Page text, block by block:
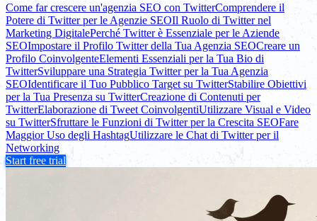
Come far crescere un'agenzia SEO con TwitterComprendere il
Potere di Twitter per le Agenzie SEOIl Ruolo di Twitter nel
Marketing DigitalePerché Twitter è Essenziale per le Aziende
SEOImpostare il Profilo Twitter della Tua Agenzia SEOCreare un
Profilo CoinvolgenteElementi Essenziali per la Tua Bio di
TwitterSviluppare una Strategia Twitter per la Tua Agenzia
SEOIdentificare il Tuo Pubblico Target su TwitterStabilire Obiettivi
per la Tua Presenza su TwitterCreazione di Contenuti per
TwitterElaborazione di Tweet CoinvolgentiUtilizzare Visual e Video
su TwitterSfruttare le Funzioni di Twitter per la Crescita SEOFare
Maggior Uso degli HashtagUtilizzare le Chat di Twitter per il
Networking
Start free trial